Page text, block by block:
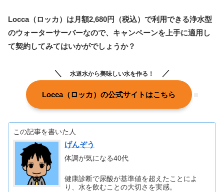
Locca（ロッカ）は月額2,680円（税込）で利用できる浄水型
のウォーターサーバーなので、キャンペーンを上手に適用し
て契約してみてはいかがでしょうか？
水道水から美味しい水を作る！
Locca（ロッカ）の公式サイトはこちら
この記事を書いた人
げんぞう
体調が気になる40代
健康診断で尿酸が基準値を超えたことによ
り、水を飲むことの大切さを実感。